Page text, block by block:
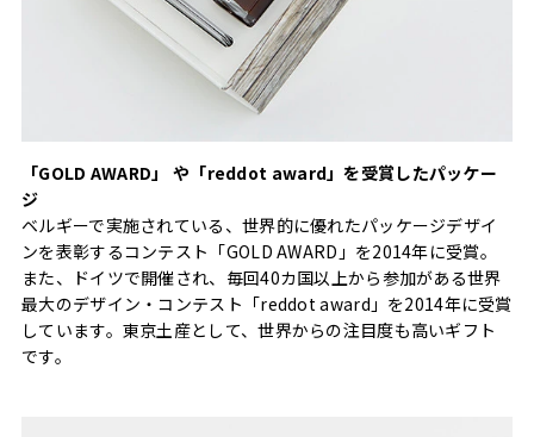
「GOLD AWARD」 や「reddot award」を受賞したパッケー
ジ
ベルギーで実施されている、世界的に優れたパッケージデザイ
ンを表彰するコンテスト「GOLD AWARD」を2014年に受賞。
また、ドイツで開催され、毎回40カ国以上から参加がある世界
最大のデザイン・コンテスト「reddot award」を2014年に受賞
しています。東京土産として、世界からの注目度も高いギフト
です。